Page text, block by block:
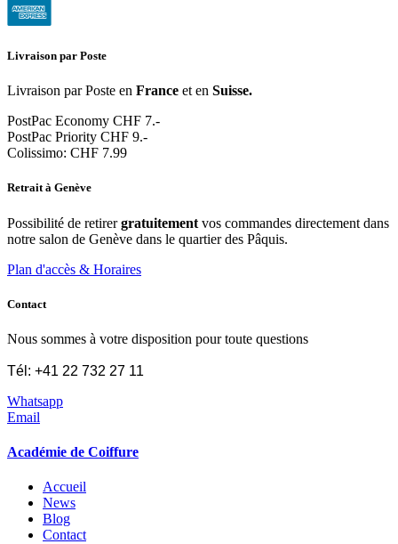
Livraison par Poste
Livraison par Poste en France et en Suisse.
PostPac Economy CHF 7.-
PostPac Priority CHF 9.-
Colissimo: CHF 7.99
Retrait à Genève
Possibilité de retirergratuitement vos commandes directement dans
notre salon de Genève dans le quartier des Pâquis.
Plan d'accès & Horaires
Contact
Nous sommes à votre disposition pour toute questions
Tél: +41 22 732 27 11
Whatsapp
Email
Académie de Coiffure
Accueil
News
Blog
Contact